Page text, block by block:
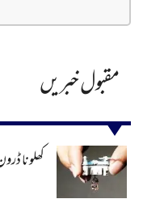
مقبول خبریں
کھلونا